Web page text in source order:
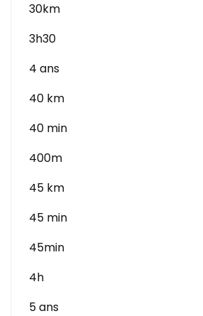
30km
3h30
4 ans
40 km
40 min
400m
45 km
45 min
45min
4h
5 ans